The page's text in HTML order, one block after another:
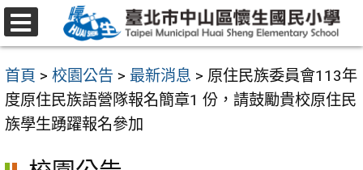
跳
至
要
內
容
首頁 > 校園公告 > 最新消息 > 原住民族委員會113年
度原住民族語營隊報名簡章1 份，請鼓勵貴校原住民
族學生踴躍報名參加
選
單